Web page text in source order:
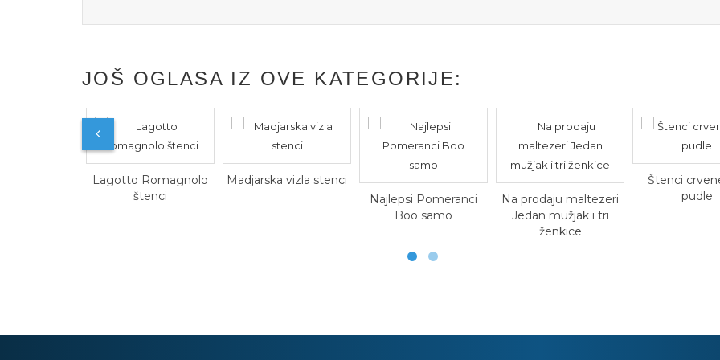
JOŠ OGLASA IZ OVE KATEGORIJE:
Madjarska vizla stenci
Na prodaju maltezeri
Jedan mužjak i tri
Štenci crvene toy
pudle
Crni i